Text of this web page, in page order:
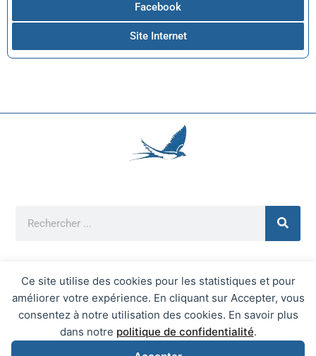
Ce site utilise des cookies pour les statistiques et pour
améliorer votre expérience. En cliquant sur Accepter, vous
consentez à notre utilisation des cookies. En savoir plus
dans notre politique de confidentialité.
Facebook
Site Internet
Mentions Légales
Mairie d'Écrainville © 2026 Tous Droits Réservés